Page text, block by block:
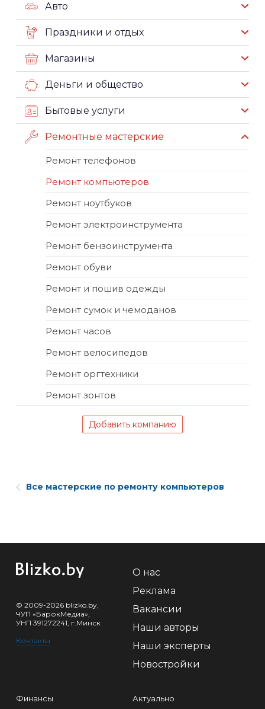
Авто
Праздники и отдых
Магазины
Деньги и общество
Бытовые услуги
Ремонтные мастерские
Ремонт телефонов
Ремонт компьютеров
Ремонт ноутбуков
Ремонт электроинструмента
Ремонт бензоинструмента
Ремонт обуви
Ремонт и пошив одежды
Ремонт сумок и чемоданов
Ремонт часов
Ремонт велосипедов
Ремонт оргтехники
Ремонт зонтов
Добавить компанию
Все мастерские по ремонту компьютеров
© 2009-2026 blizko.by,
ЧУП «БарокМедиа»,
УНП 391272241, г.Минск
Контакты
О нас
Реклама
Вакансии
Наши авторы
Наши эксперты
Новостройки
Финансы Актуально